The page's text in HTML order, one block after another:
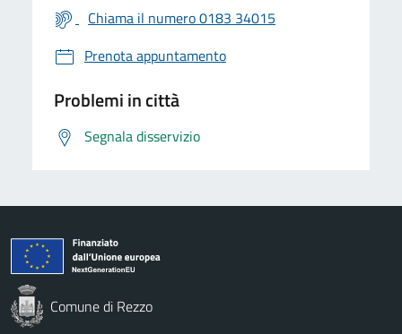
Chiama il numero 0183 34015
Prenota appuntamento
Problemi in città
Segnala disservizio
Comune di Rezzo